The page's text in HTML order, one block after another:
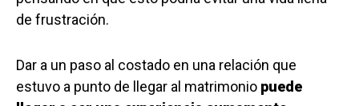
de frustración.
Dar a un paso al costado en una relación que
estuvo a punto de llegar al matrimonio puede